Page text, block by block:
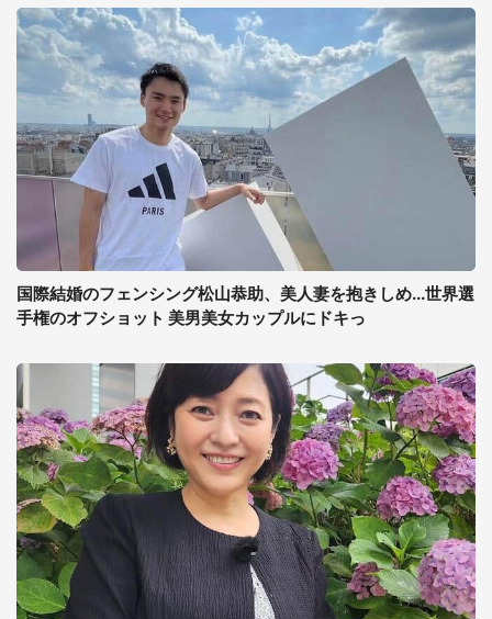
国際結婚のフェンシング松山恭助、美人妻を抱きしめ...世界選
手権のオフショット 美男美女カップルにドキっ